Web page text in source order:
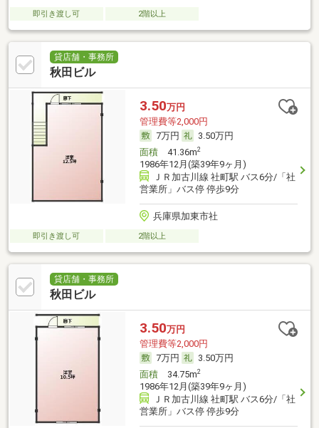
即引き渡し可 2階以上
貸店舗・事務所
秋田ビル
3.50万円
管理費等2,000円
7万円
3.50万円
面積41.36m2
1986年12月(築39年9ヶ月)
ＪＲ加古川線 社町駅 バス6分/「社
営業所」バス停 停歩9分
兵庫県加東市社
即引き渡し可 2階以上
貸店舗・事務所
秋田ビル
3.50万円
管理費等2,000円
7万円
3.50万円
面積34.75m2
1986年12月(築39年9ヶ月)
ＪＲ加古川線 社町駅 バス6分/「社
営業所」バス停 停歩9分